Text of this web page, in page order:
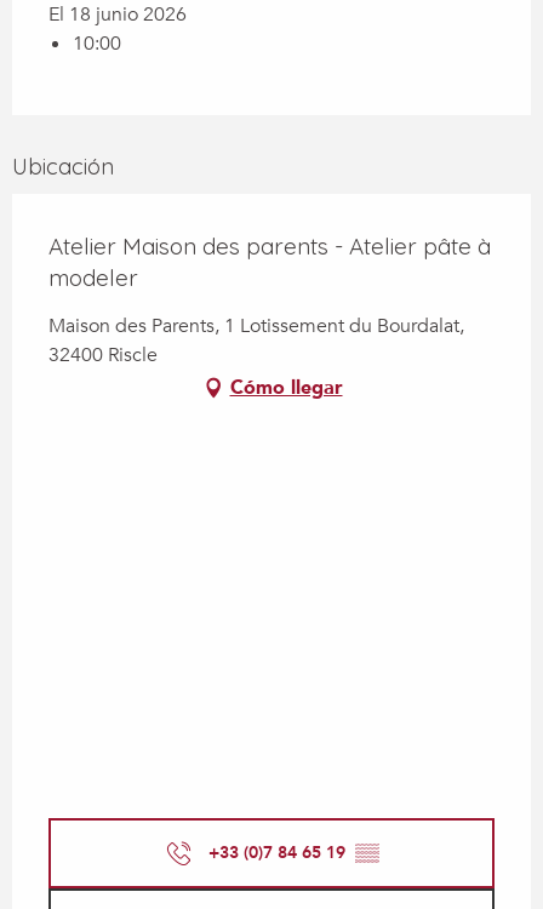
El 18 junio 2026
10:00
Ubicación
Atelier Maison des parents - Atelier pâte à
modeler
Maison des Parents, 1 Lotissement du Bourdalat,
32400 Riscle
Cómo llegar
+33 (0)7 84 65 19 ▒▒